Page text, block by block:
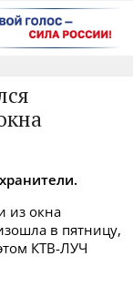
из окна
в пятницу,
КТВ-ЛУЧ